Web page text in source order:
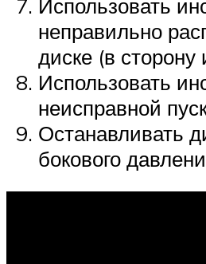
Использовать
неправильно
диске (в сторону
Использовать
неисправной
Останавливать
бокового